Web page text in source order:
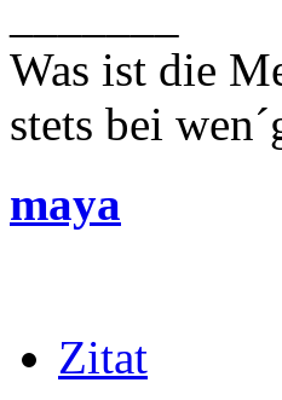
Was ist die
stets bei
maya
Zitat